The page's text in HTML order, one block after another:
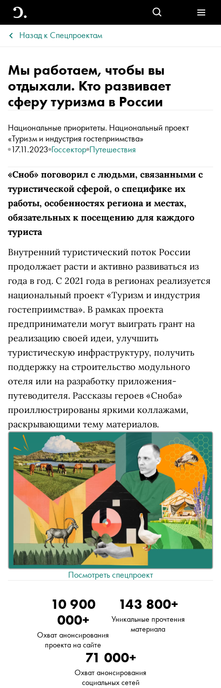
Назад к Спецпроектам
Мы работаем, чтобы вы
отдыхали. Кто развивает
сферу туризма в России
Национальные приоритеты. Национальный проект
«Туризм и индустрия гостеприимства»
17.11.2023 Госсектор Путешествия
«Сноб» поговорил с людьми, связанными с
туристической сферой, о специфике их
работы, особенностях региона и местах,
обязательных к посещению для каждого
туриста
Внутренний туристический поток России
продолжает расти и активно развиваться из
года в год. С 2021 года в регионах реализуется
национальный проект «Туризм и индустрия
гостеприимства». В рамках проекта
предприниматели могут выиграть грант на
реализацию своей идеи, улучшить
туристическую инфраструктуру, получить
поддержку на строительство модульного
отеля или на разработку приложения-
путеводителя. Рассказы героев «Сноба»
проиллюстрированы яркими коллажами,
раскрывающими тему материалов.
Посмотреть спецпроект
10 900
000+
Охват анонсирования
проекта на сайте
143 800+
Уникальные прочтения
материала
71 000+
Охват анонсирования
социальных сетей